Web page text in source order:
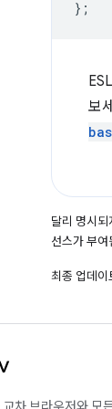
};
보
달리 명시
선스가 부
최종 업데